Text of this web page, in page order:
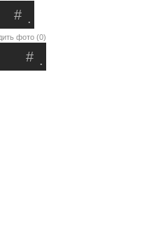
.
#
фото (0)
.
#